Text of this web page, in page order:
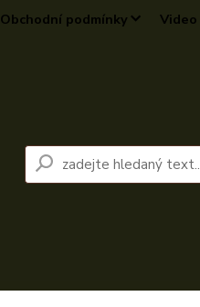
Obchodní podmínky